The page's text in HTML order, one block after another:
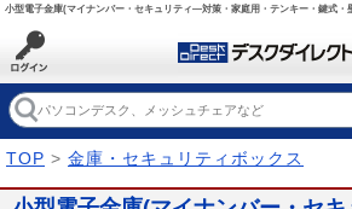
TOP > 金庫・セキュリティボックス